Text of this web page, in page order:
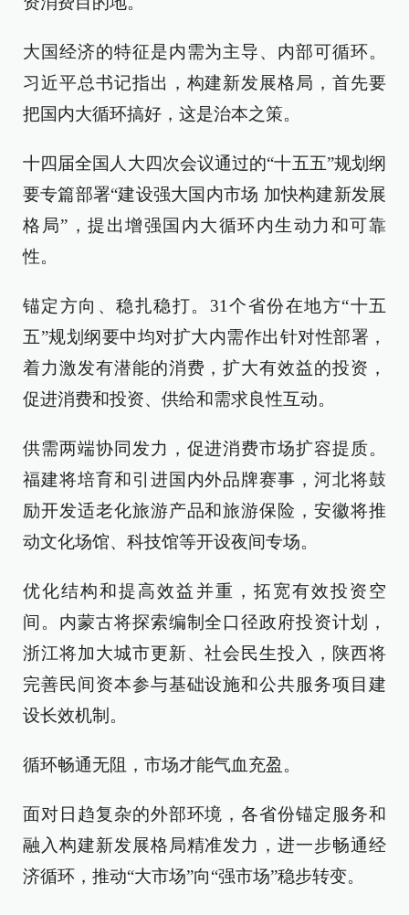
大国经济的特征是内需为主导、内部可循环。
习近平总书记指出，构建新发展格局，首先要
把国内大循环搞好，这是治本之策。
十四届全国人大四次会议通过的“十五五”规划纲
要专篇部署“建设强大国内市场 加快构建新发展
格局”，提出增强国内大循环内生动力和可靠
性。
锚定方向、稳扎稳打。31个省份在地方“十五
五”规划纲要中均对扩大内需作出针对性部署，
着力激发有潜能的消费，扩大有效益的投资，
促进消费和投资、供给和需求良性互动。
供需两端协同发力，促进消费市场扩容提质。
福建将培育和引进国内外品牌赛事，河北将鼓
励开发适老化旅游产品和旅游保险，安徽将推
动文化场馆、科技馆等开设夜间专场。
优化结构和提高效益并重，拓宽有效投资空
间。内蒙古将探索编制全口径政府投资计划，
浙江将加大城市更新、社会民生投入，陕西将
完善民间资本参与基础设施和公共服务项目建
设长效机制。
循环畅通无阻，市场才能气血充盈。
面对日趋复杂的外部环境，各省份锚定服务和
融入构建新发展格局精准发力，进一步畅通经
济循环，推动“大市场”向“强市场”稳步转变。